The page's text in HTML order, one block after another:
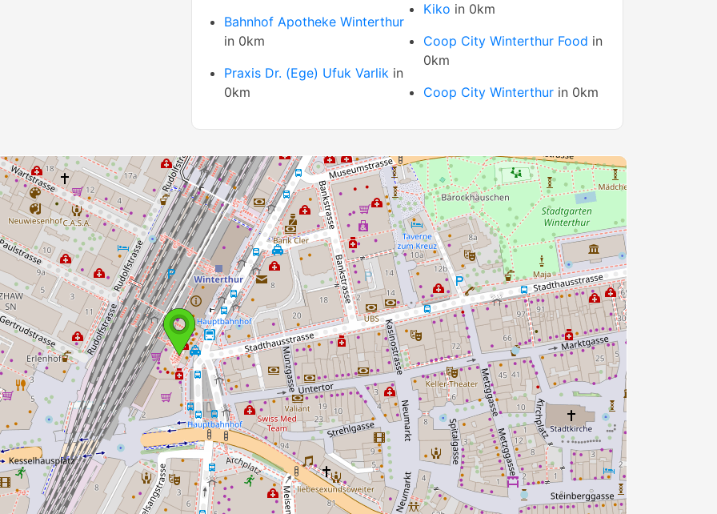
Bahnhof Apotheke Winterthur
in 0km
Praxis Dr. (Ege) Ufuk Varlik in
0km
Kiko in 0km
Coop City Winterthur Food in
0km
Coop City Winterthur in 0km